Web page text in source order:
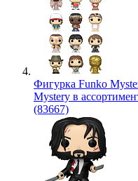
Фигурка Funko
Mystery в
(83667)